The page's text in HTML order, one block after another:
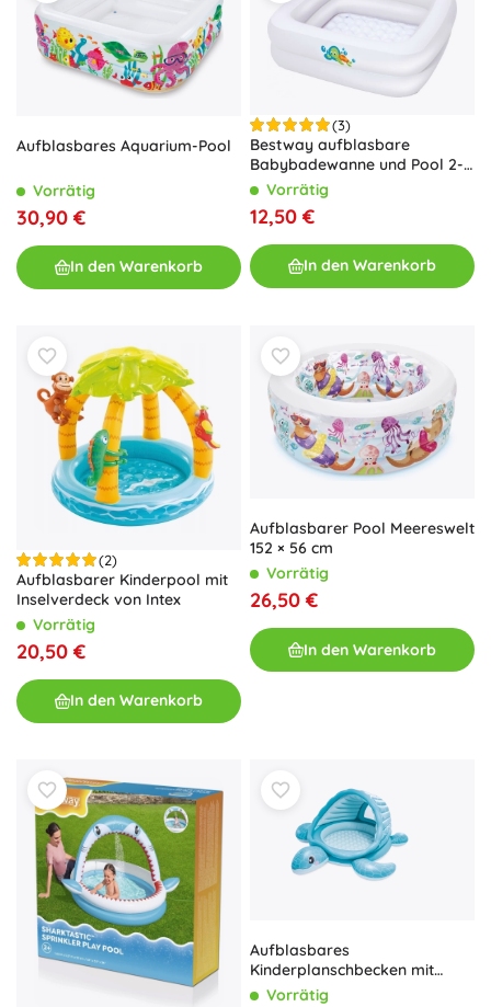
Aufblasbares Aquarium-Pool
Vorrätig
30,90 €
In den Warenkorb
(3)
Bestway aufblasbare
Babybadewanne und Pool 2-
in-1 BABY STEP 1-2-3 (86 × 86
Vorrätig
12,50 €
In den Warenkorb
(2)
Aufblasbarer Kinderpool mit
Inselverdeck von Intex
Vorrätig
20,50 €
In den Warenkorb
Aufblasbarer Pool Meereswelt
152 × 56 cm
Vorrätig
26,50 €
In den Warenkorb
Aufblasbares
Kinderplanschbecken mit
Dach Schildkrötenbucht
Vorrätig